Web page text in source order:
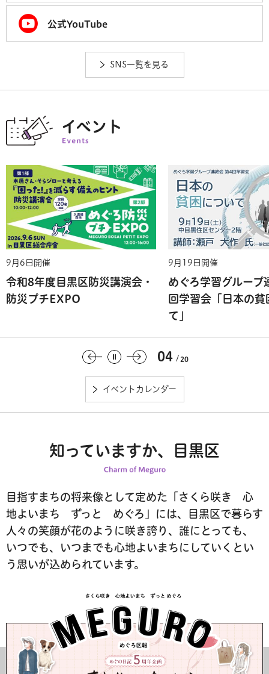
公式YouTube
SNS一覧を見る
イベント
ここから自動で動くスライダーがあります。スライダーを一
04 20
9月6日開催
令和8年度目黒区防災講演会・
防災プチEXPO
9月19日開催
めぐろ学習グループ
回学習会「日本の貧
て」
イベントカレンダー
知っていますか、目黒区
目指すまちの将来像として定めた「さくら咲き 心
地よいまち ずっと めぐろ」には、
目黒区で暮らす
人々の笑顔が花のように咲き誇り、誰にとっても、
いつでも、いつまでも心地よいまちにしていくとい
う思いが込められています。